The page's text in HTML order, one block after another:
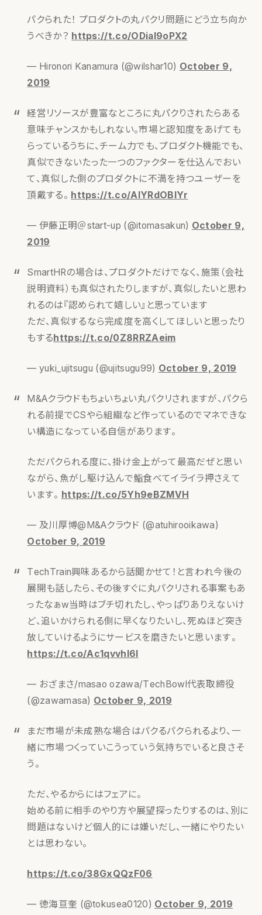
パクられた！ プロダクトの丸パクリ問題にどう立ち向か
うべきか？ https://t.co/ODiaI9oPX2
— Hironori Kanamura (@wilshar10) October 9,
2019
経営リソースが豊富なところに丸パクりされたらある
意味チャンスかもしれない。市場と認知度をあげても
らっているうちに、チーム力でも、プロダクト機能でも、
真似できないたった一つのファクターを仕込んでおい
て、真似した側のプロダクトに不満を持つユーザーを
頂戴する。 https://t.co/AlYRdOBlYr
— 伊藤正明＠start-up (@itomasakun) October 9,
2019
SmartHRの場合は、プロダクトだけでなく、施策（会社
説明資料）も真似されたりしますが、真似したいと思わ
れるのは『認められて嬉しい』と思っています
ただ、真似するなら完成度を高くしてほしいと思ったり
もするhttps://t.co/0Z8RRZAeim
— yuki_ujitsugu (@ujitsugu99) October 9, 2019
M&Aクラウドもちょいちょい丸パクリされますが、パクら
れる前提でCSやら組織など作っているのでマネできな
い構造になっている自信があります。
ただパクられる度に、掛け金上がって最高だぜと思い
ながら、魚がし駆け込んで鮨食べてイライラ押さえて
います。 https://t.co/5Yh9eBZMVH
— 及川厚博@M&Aクラウド (@atuhirooikawa)
October 9, 2019
TechTrain興味あるから話聞かせて！と言われ今後の
展開も話したら、その後すぐに丸パクリされる事案もあ
ったなぁw当時はブチ切れたし、やっぱりありえないけ
ど、追いかけられる側に早くなりたいし、死ぬほど突き
放していけるようにサービスを磨きたいと思います。
https://t.co/Ac1qvvhl6l
— おざまさ/masao ozawa/TechBowl代表取締役
(@zawamasa) October 9, 2019
まだ市場が未成熟な場合はパクるパクられるより、一
緒に市場つくっていこうっていう気持ちでいると良さそ
う。
ただ、やるからにはフェアに。
始める前に相手のやり方や展望探ったりするのは、別に
問題はないけど個人的には嫌いだし、一緒にやりたい
とは思わない。
https://t.co/38GxQQzF06
— 徳海亘奎 (@tokusea0120) October 9, 2019